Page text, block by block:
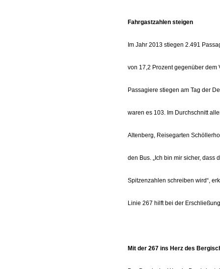
Fahrgastzahlen steigen
Im Jahr 2013 stiegen 2.491
von 17,2 Prozent gegenüber dem
Passagiere stiegen am Tag der
waren es 103. Im Durchschnitt
Altenberg, Reisegarten
den Bus. „Ich bin mir sicher, dass
Spitzenzahlen schreiben wird“,
Linie 267 hilft bei der
Mit der 267 ins Herz des